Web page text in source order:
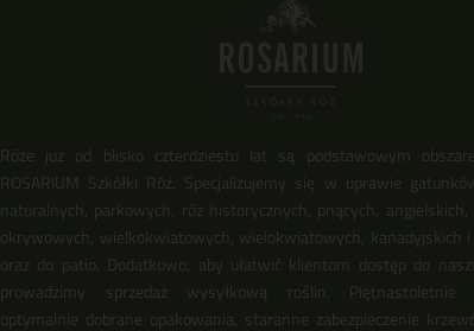
Róże już od blisko czterdziestu lat są podstawowym
ROSARIUM Szkółki Róż. Specjalizujemy się w uprawie
naturalnych, parkowych, róż historycznych, pnących,
okrywowych, wielkokwiatowych, wielokwiatowych, kanadyjskich
oraz do patio. Dodatkowo, aby ułatwić klientom dostęp do
prowadzimy sprzedaż wysyłkową roślin. Piętnastoletnie
optymalnie dobrane opakowania, staranne zabezpieczenie